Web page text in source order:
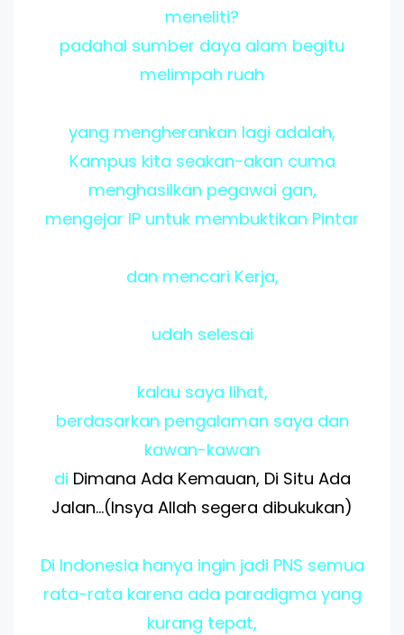
meneliti?
padahal sumber daya alam begitu
melimpah ruah
yang mengherankan lagi adalah,
Kampus kita seakan-akan cuma
menghasilkan pegawai gan,
mengejar IP untuk membuktikan Pintar
dan mencari Kerja,
udah selesai
kalau saya lihat,
berdasarkan pengalaman saya dan
kawan-kawan
di Dimana Ada Kemauan, Di Situ Ada
Jalan...(Insya Allah segera dibukukan)
Di Indonesia hanya ingin jadi PNS semua
rata-rata karena ada paradigma yang
kurang tepat,